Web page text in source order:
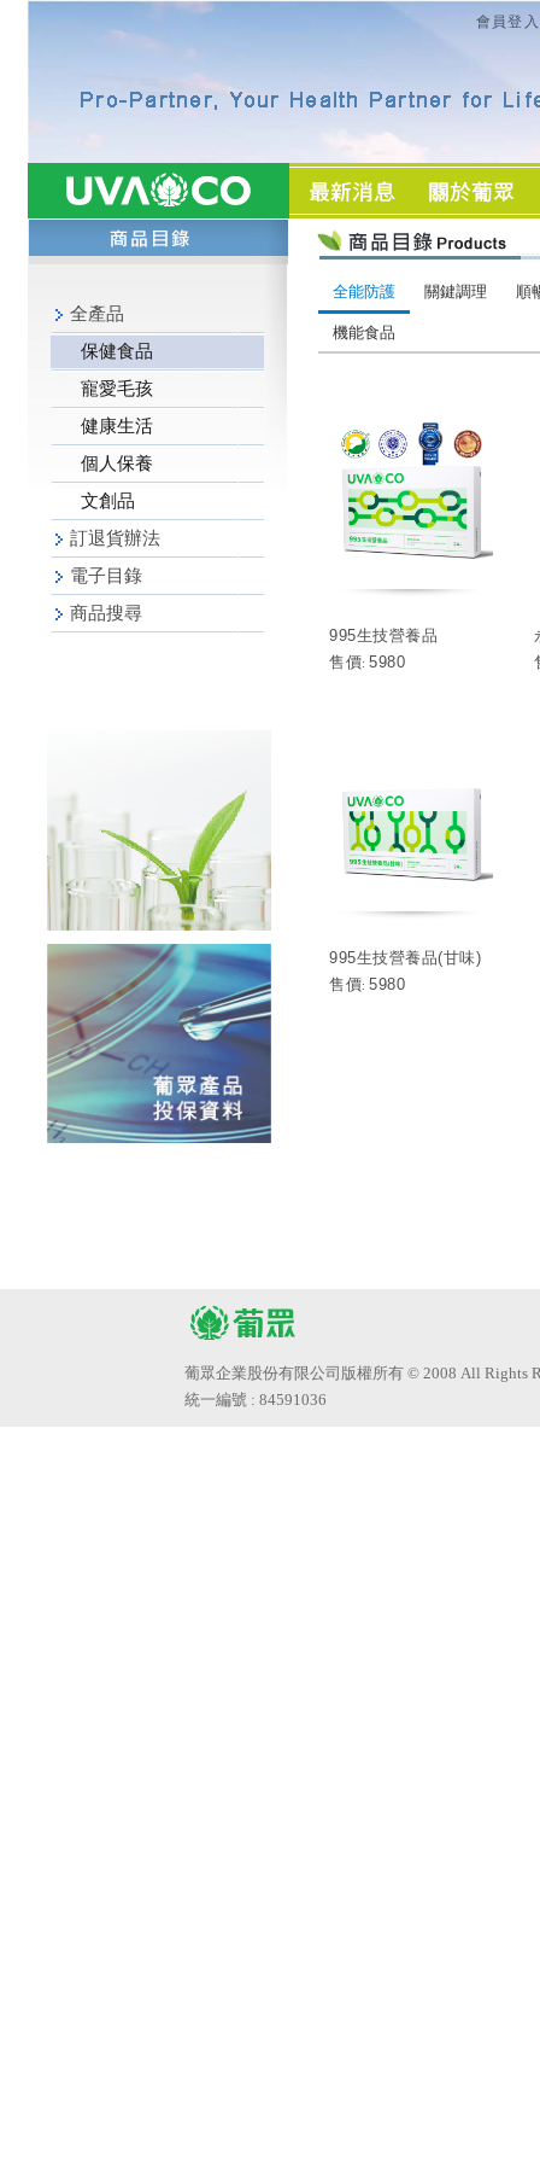
會員登入
全產品
保健食品
寵愛毛孩
健康生活
個人保養
文創品
訂退貨辦法
電子目錄
商品搜尋
全能防護 關鍵調理 順
機能食品
995生技營養品
售價:5980
995生技營養品(甘味)
售價:5980
葡眾企業股份有限公司版權所有 © 2008 All Rights
統一編號 : 84591036